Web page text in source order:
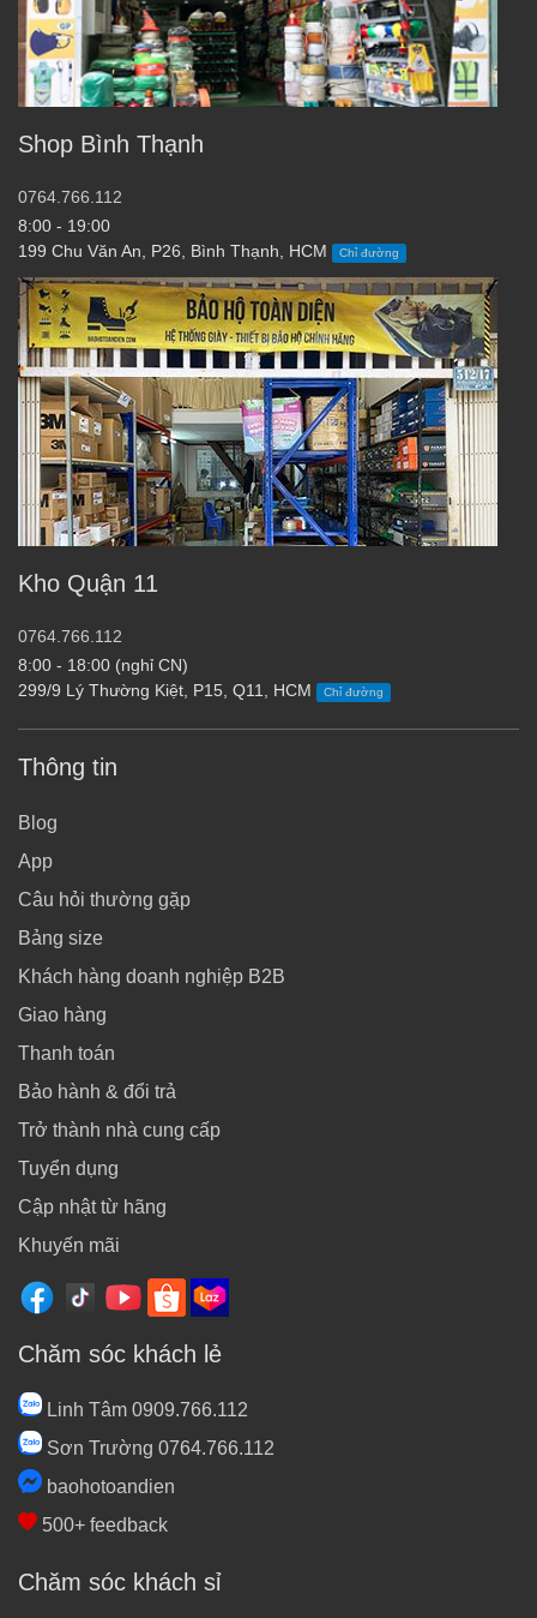
Shop Bình Thạnh
0764.766.112
8:00 - 19:00
199 Chu Văn An, P26, Bình Thạnh, HCM
Chỉ đường
Kho Quận 11
0764.766.112
8:00 - 18:00 (nghỉ CN)
299/9 Lý Thường Kiệt, P15, Q11, HCM
Chỉ đường
Thông tin
Blog
App
Câu hỏi thường gặp
Bảng size
Khách hàng doanh nghiệp B2B
Giao hàng
Thanh toán
Bảo hành & đổi trả
Trở thành nhà cung cấp
Tuyển dụng
Cập nhật từ hãng
Khuyến mãi
Chăm sóc khách lẻ
Linh Tâm 0909.766.112
Sơn Trường 0764.766.112
baohotoandien
500+ feedback
Chăm sóc khách sỉ